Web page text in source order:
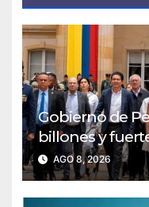
Gobierno de
billones y
AGO 8, 2026